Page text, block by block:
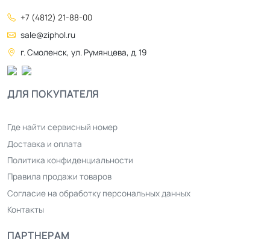
+7 (4812) 21-88-00
sale@ziphol.ru
г. Смоленск, ул. Румянцева, д. 19
ДЛЯ ПОКУПАТЕЛЯ
Где найти сервисный номер
Доставка и оплата
Политика конфиденциальности
Правила продажи товаров
Согласие на обработку персональных данных
Контакты
ПАРТНЕРАМ